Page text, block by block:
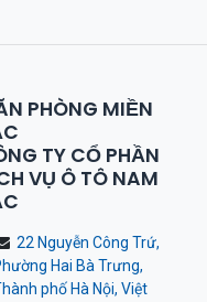
PHÒNG MIỀN
TY CỔ PHẦN
VỤ Ô TÔ NAM
22 Nguyễn Công Trứ,
Hai Bà Trưng,
phố Hà Nội, Việt